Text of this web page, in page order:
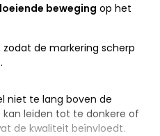
beweging op het
zodat de markering scherp
niet te lang boven de
leiden tot te donkere of
de kwaliteit beïnvloedt.